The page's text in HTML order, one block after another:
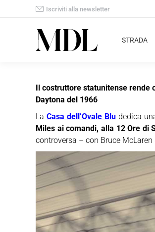
Iscriviti alla newsletter
STRADA
Il costruttore statunitense rende
Daytona del 1966
LaCasa dell’Ovale Blu dedica
Miles ai comandi, alla 12 Ore di
controversa – con Bruce